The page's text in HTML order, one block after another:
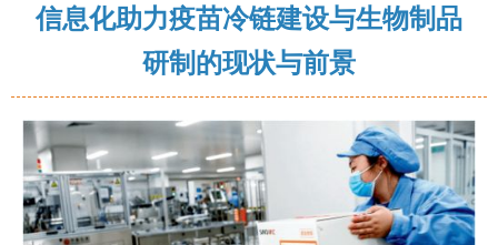
信息化助力疫苗冷链建设与生物制品
研制的现状与前景